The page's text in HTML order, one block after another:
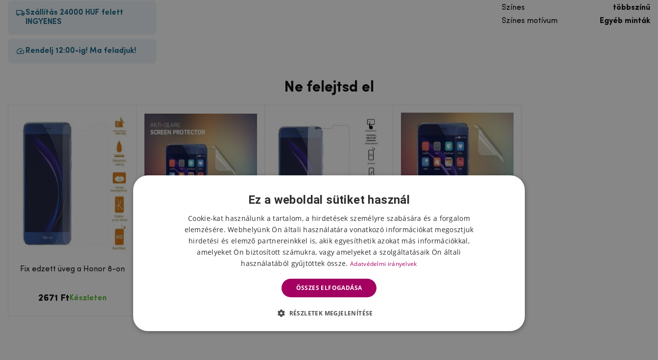
Szállítás 24000 HUF felett
INGYENES
Rendelj 12:00-ig! Ma feladjuk!
Színes
többszínű
Színes motívum
Egyéb minták
Ne felejtsd el
Fix edzett üveg a Honor 8-on
2671 Ft Készleten
Edzett üveg a Honor 8
kijelzőjéhez
2452 FtKészleten
Ez a weboldal sütiket használ
Cookie-kat használunk a tartalom, a hirdetések személyre szabására és a forgalom
elemzésére. Webhelyünk Ön általi használatára vonatkozó információkat megosztjuk
hirdetési és elemző partnereinkkel is, akik egyesíthetik azokat más információkkal,
amelyeket Ön biztosított számukra, vagy amelyeket a szolgáltatásaik Ön általi
használatából gyűjtöttek össze. Adatvédelmi irányelvek
ÖSSZES ELFOGADÁSA
RÉSZLETEK MEGJELENÍTÉSE